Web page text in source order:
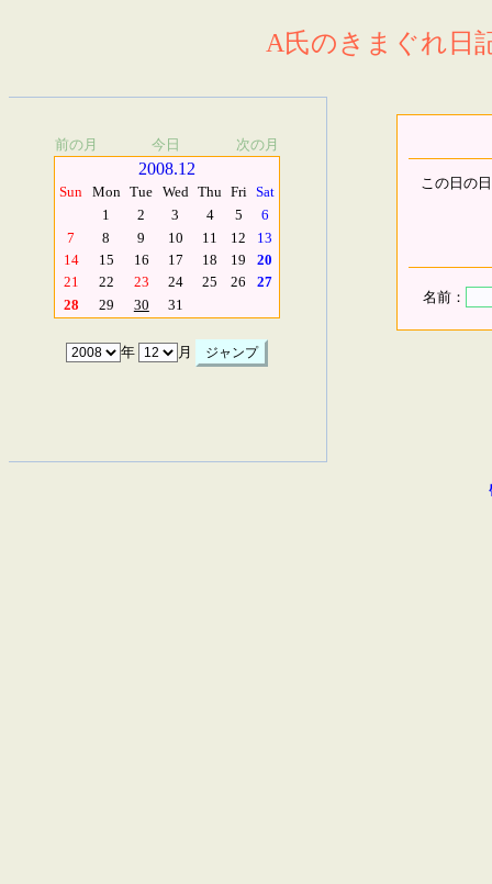
A氏のきまぐれ日
前の月 今日 次の月
2008.12
Sun Mon Tue Wed Thu Fri Sat
1
2 3 4 5
6
7
8 9 10 11 12
13
14
15 16 17 18 19
20
21
22 23 24 25 26
27
28
29 30 31
年 月
この日の
名前：